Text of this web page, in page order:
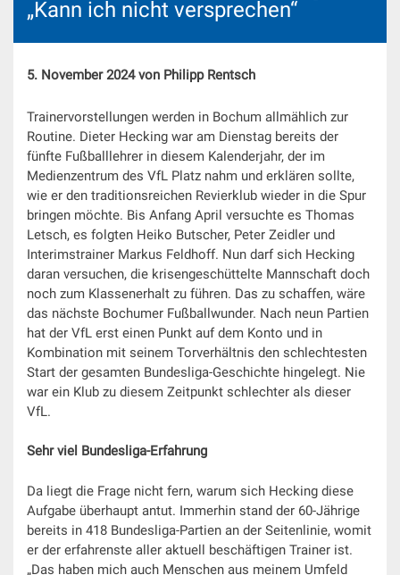
„Kann ich nicht versprechen“
5. November 2024 von Philipp Rentsch
Trainervorstellungen werden in Bochum allmählich zur
Routine. Dieter Hecking war am Dienstag bereits der
fünfte Fußballlehrer in diesem Kalenderjahr, der im
Medienzentrum des VfL Platz nahm und erklären sollte,
wie er den traditionsreichen Revierklub wieder in die Spur
bringen möchte. Bis Anfang April versuchte es Thomas
Letsch, es folgten Heiko Butscher, Peter Zeidler und
Interimstrainer Markus Feldhoff. Nun darf sich Hecking
daran versuchen, die krisengeschüttelte Mannschaft doch
noch zum Klassenerhalt zu führen. Das zu schaffen, wäre
das nächste Bochumer Fußballwunder. Nach neun Partien
hat der VfL erst einen Punkt auf dem Konto und in
Kombination mit seinem Torverhältnis den schlechtesten
Start der gesamten Bundesliga-Geschichte hingelegt. Nie
war ein Klub zu diesem Zeitpunkt schlechter als dieser
VfL.
Sehr viel Bundesliga-Erfahrung
Da liegt die Frage nicht fern, warum sich Hecking diese
Aufgabe überhaupt antut. Immerhin stand der 60-Jährige
bereits in 418 Bundesliga-Partien an der Seitenlinie, womit
er der erfahrenste aller aktuell beschäftigen Trainer ist.
„Das haben mich auch Menschen aus meinem Umfeld